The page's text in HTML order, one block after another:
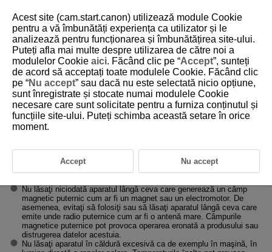
D375-011
Condiţii de manevrare
Întreţinerea aparatului
Acest aparat este un instrument de precizie. Nu îl scăpaţi şi nici nu
subacvatic. Dacă se udă camera, contactaţi imediat un centru de
service Canon. Ştergeţi picăturile mici de apă cu o bucată de
material uscat. În cazul în care aparatul a fost expus la aer sărat,
Nu lăsaţi niciodată aparatul lângă ceva care generează un câmp
magnetic puternic cum ar fi un magnet sau un electromotor. De
asemenea, evitaţi să folosiţi sau să lăsaţi aparatul lângă ceva care
emite unde radio puternice cum ar fi o antenă mare. Câmpurile
magnetice puternice pot provoca operarea eronată a produsului sau
distrugerea datelor acestuia.
Nu lăsaţi aparatul în căldură excesivă ca de exemplu în maşină, în
Acest site (cam.start.canon) utilizează module Cookie
pentru a vă îmbunătăți experiența ca utilizator și le
analizează pentru funcționarea și îmbunătățirea site-ului.
Puteți afla mai multe despre utilizarea de către noi a
modulelor Cookie aici. Făcând clic pe “Accept”, sunteți
de acord să acceptați toate modulele Cookie. Făcând clic
pe “Nu accept” sau dacă nu este selectată nicio opțiune,
sunt înregistrate și stocate numai modulele Cookie
necesare care sunt solicitate pentru a furniza conținutul și
funcțiile site-ului. Puteți schimba această setare în orice
moment.
Accept Nu accept